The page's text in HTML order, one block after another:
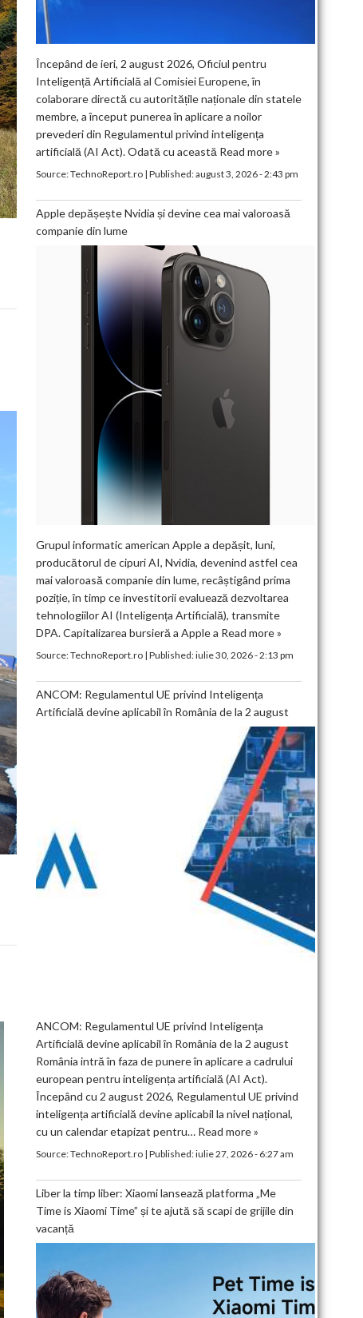
Începând de ieri, 2 august 2026, Oficiul pentru
Inteligență Artificială al Comisiei Europene, în
colaborare directă cu autoritățile naționale din statele
membre, a început punerea în aplicare a noilor
prevederi din Regulamentul privind inteligența
artificială (AI Act). Odată cu această Read more »
Source:TechnoReport.ro| Published:august 3, 2026 - 2:43 pm
Apple depășește Nvidia și devine cea mai valoroasă
companie din lume
Grupul informatic american Apple a depășit, luni,
producătorul de cipuri AI, Nvidia, devenind astfel cea
mai valoroasă companie din lume, recâștigând prima
poziție, în timp ce investitorii evaluează dezvoltarea
tehnologiilor AI (Inteligența Artificială), transmite
DPA. Capitalizarea bursieră a Apple a Read more »
Source:TechnoReport.ro| Published:iulie 30, 2026 - 2:13 pm
ANCOM: Regulamentul UE privind Inteligența
Artificială devine aplicabil în România de la 2 august
ANCOM: Regulamentul UE privind Inteligența
Artificială devine aplicabil în România de la 2 august
România intră în faza de punere în aplicare a cadrului
european pentru inteligența artificială (AI Act).
Începând cu 2 august 2026, Regulamentul UE privind
inteligența artificială devine aplicabil la nivel național,
cu un calendar etapizat pentru… Read more »
Source:TechnoReport.ro| Published:iulie 27, 2026 - 6:27 am
Liber la timp liber: Xiaomi lansează platforma „Me
Time is Xiaomi Time” și te ajută să scapi de grijile din
vacanță